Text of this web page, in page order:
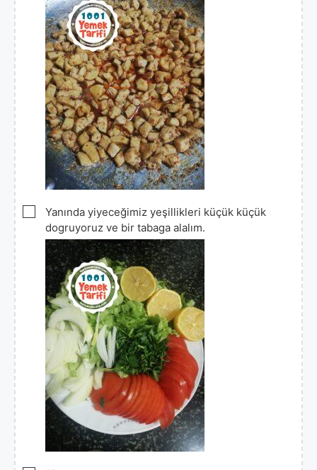
▢
Yanında yiyeceğimiz yeşillikleri küçük küçük
dogruyoruz ve bir tabaga alalım.